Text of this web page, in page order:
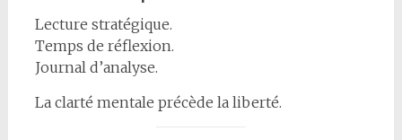
Lecture stratégique.
Temps de réflexion.
Journal d’analyse.
La clarté mentale précède la liberté.